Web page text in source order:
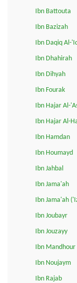
Ibn Battouta
Ibn Bazizah
Ibn Daqiq Al-
Ibn Dhahirah
Ibn Dihyah
Ibn Fourak
Ibn Hajar Al-
Ibn Hajar Al-
Ibn Hamdan
Ibn Houmayd
Ibn Jahbal
Ibn Jama'ah
Ibn Jama'ah
Ibn Joubayr
Ibn Jouzayy
Ibn Mandhour
Ibn Noujaym
Ibn Rajab